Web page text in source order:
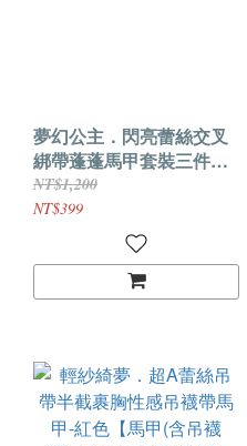
夢幻公主．閃亮蕾絲交叉
綁帶蓬蓬馬甲套裝三件組
(黑色)
NT$1,200
NT$399